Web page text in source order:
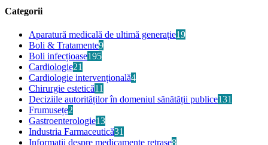
Categorii
Aparatură medicală de ultimă generație19
Boli & Tratamente9
Boli infecțioase195
Cardiologie21
Cardiologie intervențională4
Chirurgie estetică11
Deciziile autorităților în domeniul sănătății publice131
Frumusețe2
Gastroenterologie13
Industria Farmaceutică31
Informații despre medicamente retrase8